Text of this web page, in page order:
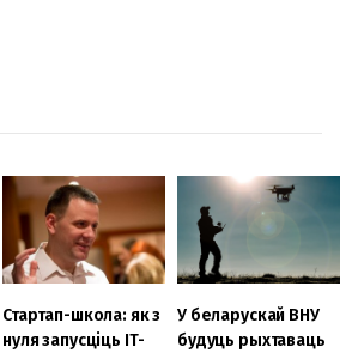
Стартап-школа: як з
нуля запусціць IT-
У беларускай ВНУ
будуць рыхтаваць